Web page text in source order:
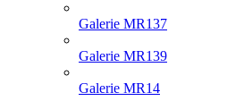
Galerie MR137
Galerie MR139
Galerie MR14